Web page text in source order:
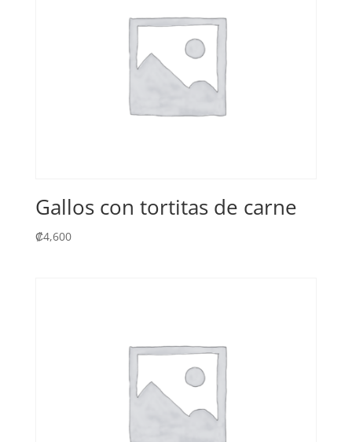
Gallos con tortitas de carne
₡4,600